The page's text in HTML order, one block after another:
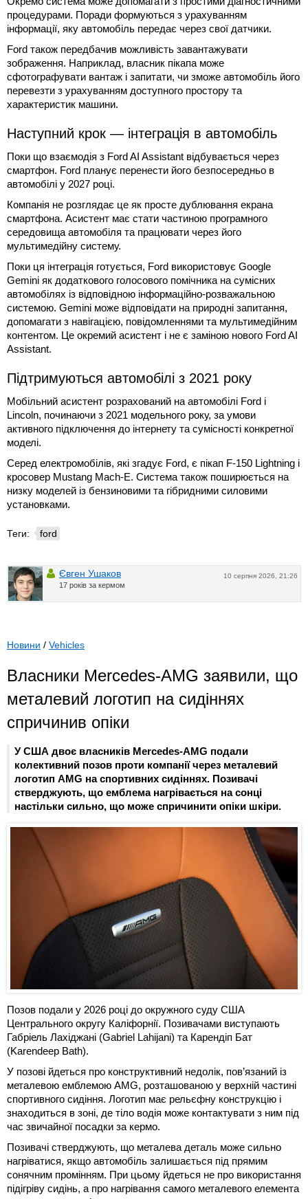
процедурами. Поради формуються з урахуванням
інформації, яку автомобіль передає через свої датчики.
Ford також передбачив можливість завантажувати
зображення. Наприклад, власник пікапа може
сфотографувати вантаж і запитати, чи зможе автомобіль його
перевезти з урахуванням доступного простору та
характеристик машини.
Наступний крок — інтеграція в автомобіль
Поки що взаємодія з Ford AI Assistant відбувається через
смартфон. Ford планує перенести його безпосередньо в
автомобілі у 2027 році.
Компанія не розглядає це як просте дублювання екрана
смартфона. Асистент має стати частиною програмного
середовища автомобіля та працювати через його
мультимедійну систему.
Поки ця інтеграція готується, Ford використовує Google
Gemini як додаткового голосового помічника на сумісних
автомобілях із відповідною інформаційно-розважальною
системою. Gemini може відповідати на природні запитання,
допомагати з навігацією, повідомленнями та мультимедійним
контентом. Це окремий асистент і не є заміною нового Ford AI
Assistant.
Підтримуються автомобілі з 2021 року
Мобільний асистент розрахований на автомобілі Ford і
Lincoln, починаючи з 2021 модельного року, за умови
активного підключення до інтернету та сумісності конкретної
моделі.
Серед електромобілів, які згадує Ford, є пікап F-150 Lightning і
кросовер Mustang Mach-E. Система також поширюється на
низку моделей із бензиновими та гібридними силовими
установками.
Теги: ford
10 серпня 2026, 21:26
Євген Ушаков
17 років за кермом
Новини / Vehicles
Власники Mercedes-AMG заявили, що
металевий логотип на сидіннях
спричинив опіки
У США двоє власників Mercedes-AMG подали
колективний позов проти компанії через металевий
логотип AMG на спортивних сидіннях. Позивачі
стверджують, що емблема нагрівається на сонці
настільки сильно, що може спричинити опіки шкіри.
Позов подали у 2026 році до окружного суду США
Центрального округу Каліфорнії. Позивачами виступають
Габріель Лахіджані (Gabriel Lahijani) та Карендіп Бат
(Karendeep Bath).
У позові йдеться про конструктивний недолік, пов’язаний із
металевою емблемою AMG, розташованою у верхній частині
спортивного сидіння. Логотип має рельєфну конструкцію і
знаходиться в зоні, де тіло водія може контактувати з ним під
час звичайної посадки за кермо.
Позивачі стверджують, що металева деталь може сильно
нагріватися, якщо автомобіль залишається під прямим
сонячним промінням. При цьому йдеться не про використання
підігріву сидінь, а про нагрівання самого металевого елемента